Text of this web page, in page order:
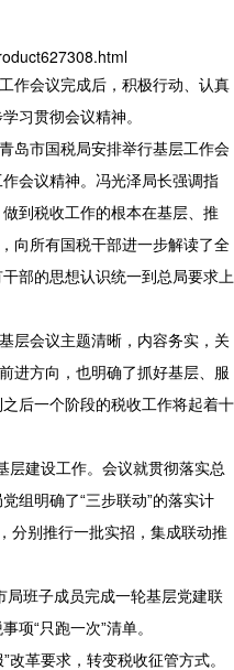
作会议完成后，积极行动、认真
习贯彻会议精神。
岛市国税局安排举行基层工作会
会议精神。冯光泽局长强调指
到税收工作的根本在基层、推
向所有国税干部进一步解读了全
部的思想认识统一到总局要求上
层会议主题清晰，内容务实，关
进方向，也明确了抓好基层、服
后一个阶段的税收工作将起着十
层建设工作。会议就贯彻落实总
组明确了“三步联动”的落实计
分别推行一批实招，集成联动推
局班子成员完成一轮基层党建联
项“只跑一次”清单。
改革要求，转变税收征管方式。